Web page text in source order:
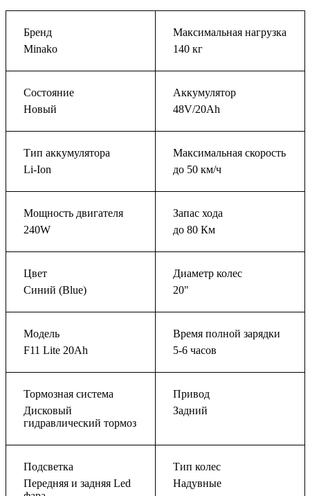
Бренд
Minako
Максимальная нагрузка
140 кг
Состояние
Новый
Аккумулятор
48V/20Ah
Тип аккумулятора
Li-Ion
Максимальная скорость
до 50 км/ч
Мощность двигателя
240W
Запас хода
до 80 Км
Цвет
Синий (Blue)
Диаметр колес
20"
Модель
F11 Lite 20Ah
Время полной зарядки
5-6 часов
Тормозная система
Дисковый
гидравлический тормоз
Привод
Задний
Подсветка
Передняя и задняя Led
Тип колес
Надувные